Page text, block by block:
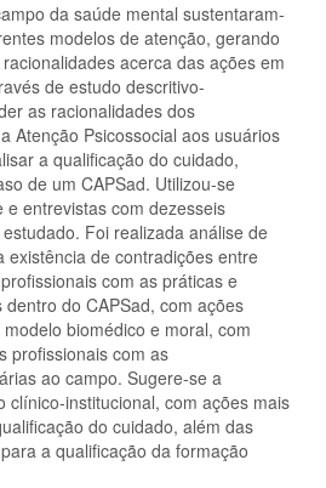
da saúde mental sustentaram-
modelos de atenção, gerando
acerca das ações em
de estudo descritivo-
as racionalidades dos
Atenção Psicossocial aos usuários
a qualificação do cuidado,
de um CAPSad. Utilizou-se
entrevistas com dezesseis
Foi realizada análise de
existência de contradições entre
com as práticas e
do CAPSad, com ações
biomédico e moral, com
profissionais com as
ao campo. Sugere-se a
clínico-institucional, com ações mais
do cuidado, além das
a qualificação da formação